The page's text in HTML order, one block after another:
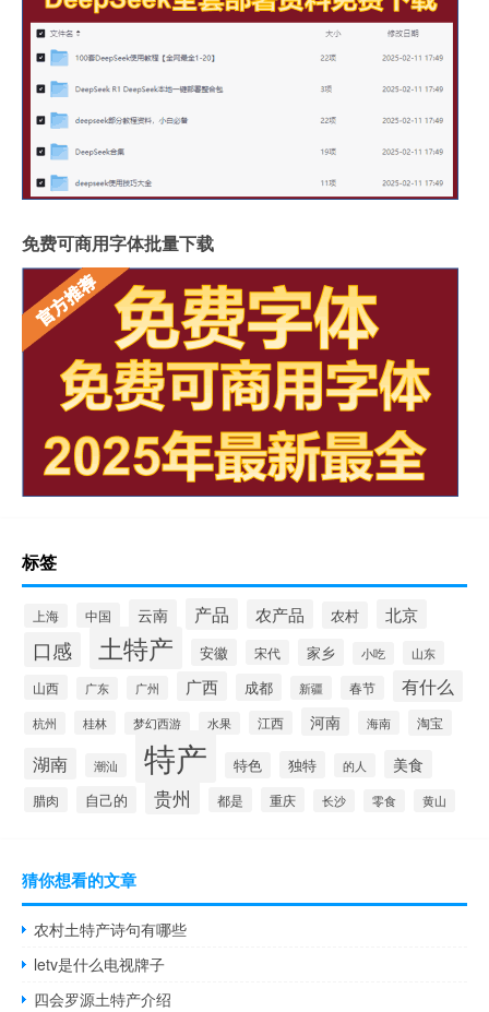
免费可商用字体批量下载
标签
上海 中国 云南 产品 农产品 农村 北京
口感 土特产 安徽 宋代 家乡 小吃 山东
山西 广东 广州 广西 成都 新疆 春节 有什么
杭州 桂林 梦幻西游 水果 江西 河南 海南 淘宝
湖南 潮汕 特产 特色 独特 的人 美食
腊肉 自己的 贵州 都是 重庆 长沙 零食 黄山
猜你想看的文章
农村土特产诗句有哪些
letv是什么电视牌子
四会罗源土特产介绍